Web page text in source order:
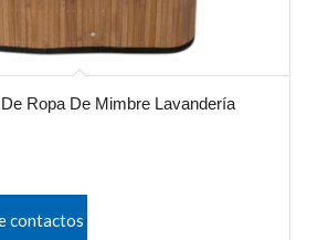
Ropa De Mimbre Lavandería
contactos